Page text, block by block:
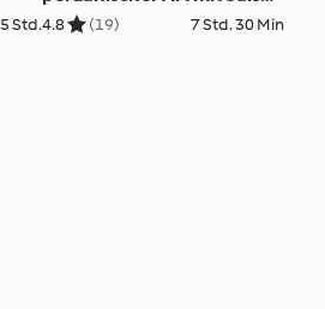
5 Std.Verde und Avocadosalat
4.8 (19) 7 Std. 30 Min